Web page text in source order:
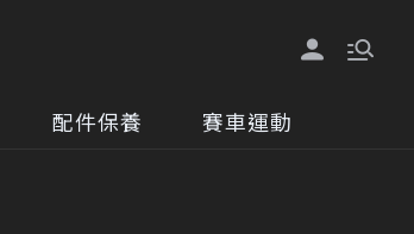
配件保養 賽車運動